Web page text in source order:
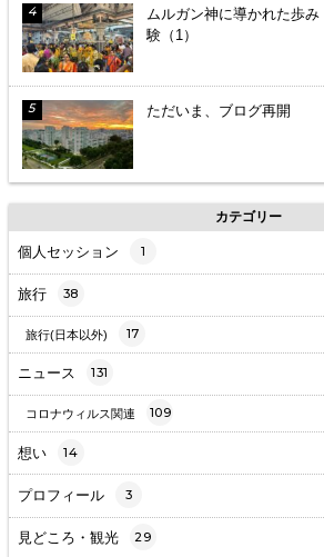
ムルガン神に導かれた歩
験（1）
ただいま、ブログ再開
カテゴリー
個人セッション 1
旅行 38
旅行(日本以外) 17
ニュース 131
コロナウィルス関連 109
想い 14
プロフィール 3
見どころ・観光 29